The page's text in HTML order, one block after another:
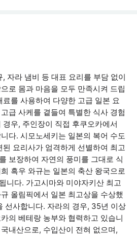
자라 냄비 등 대표 요리를 부담 없이
로 몸과 마음을 모두 만족시켜 드립
를 사용하여 다양한 고급 일본 요
급 사케를 곁들여 특별한 식사 경험
우, 주인장이 직접 후쿠오카에서
다. 시모노세키는 일본의 복어 수도
요리사가 엄격하게 선별하여 최고
보장하여 자연의 풍미를 그대로 식
흑우 와규는 일본의 축산 왕국으로
니다. 가고시마와 미야자키산 최고
올림픽에서 일본 최고상을 수상했
선사합니다. 자라의 경우, 35년 이상
의 베테랑 농부와 협력하고 있습니
내산으로, 수입산이 전혀 없으며,